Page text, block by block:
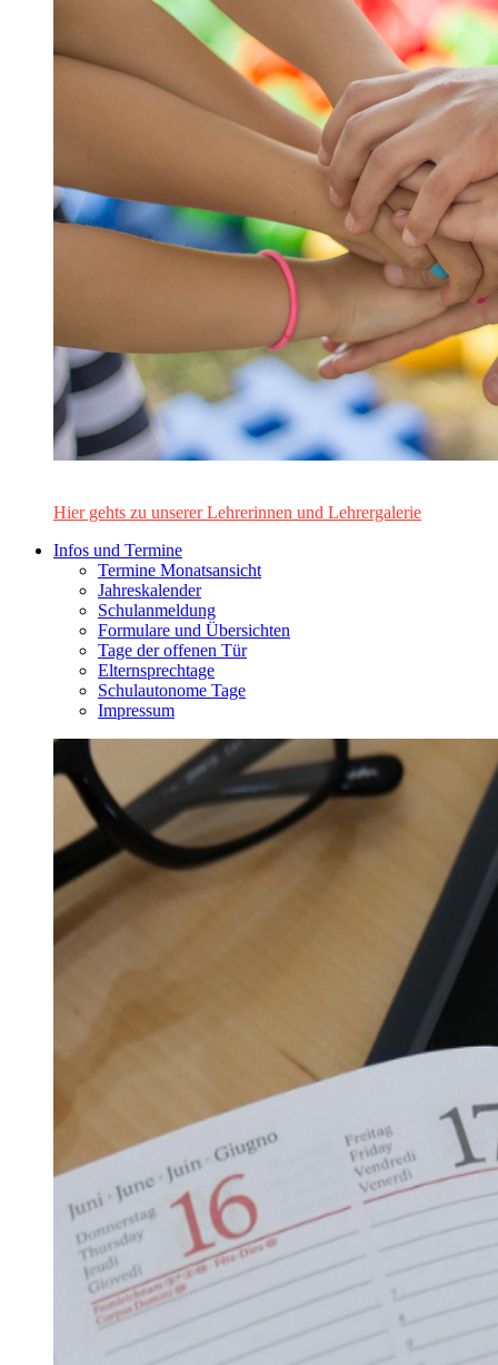
Hier gehts zu unserer Lehrerinnen und Lehrergalerie
Infos und Termine
Termine Monatsansicht
Jahreskalender
Schulanmeldung
Formulare und Übersichten
Tage der offenen Tür
Elternsprechtage
Schulautonome Tage
Impressum